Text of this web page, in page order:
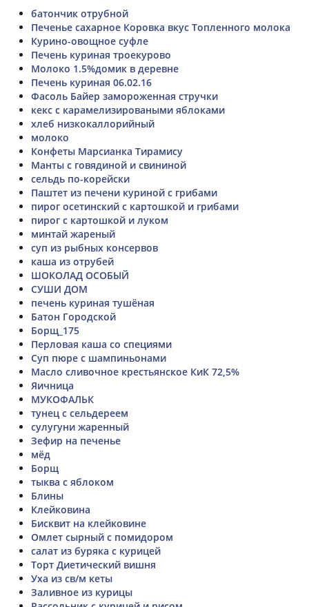
батончик отрубной
Печенье сахарное Коровка вкус Топленного молока
Курино-овощное суфле
Печень куриная троекурово
Молоко 1.5%домик в деревне
Печень куриная 06.02.16
Фасоль Байер замороженная стручки
кекс с карамелизироваными яблоками
хлеб низкокаллорийный
молоко
Конфеты Марсианка Тирамису
Манты с говядиной и свининой
сельдь по-корейски
Паштет из печени куриной с грибами
пирог осетинский с картошкой и грибами
пирог с картошкой и луком
минтай жареный
суп из рыбных консервов
каша из отрубей
ШОКОЛАД ОСОБЫЙ
СУШИ ДОМ
печень куриная тушёная
Батон Городской
Борщ_175
Перловая каша со специями
Суп пюре с шампиньонами
Масло сливочное крестьянское КиК 72,5%
Яичница
МУКОФАЛЬК
тунец с сельдереем
сулугуни жаренный
Зефир на печенье
мёд
Борщ
тыква с яблоком
Блины
Клейковина
Бисквит на клейковине
Омлет сырный с помидором
салат из буряка с курицей
Торт Диетический вишня
Уха из св/м кеты
Заливное из курицы